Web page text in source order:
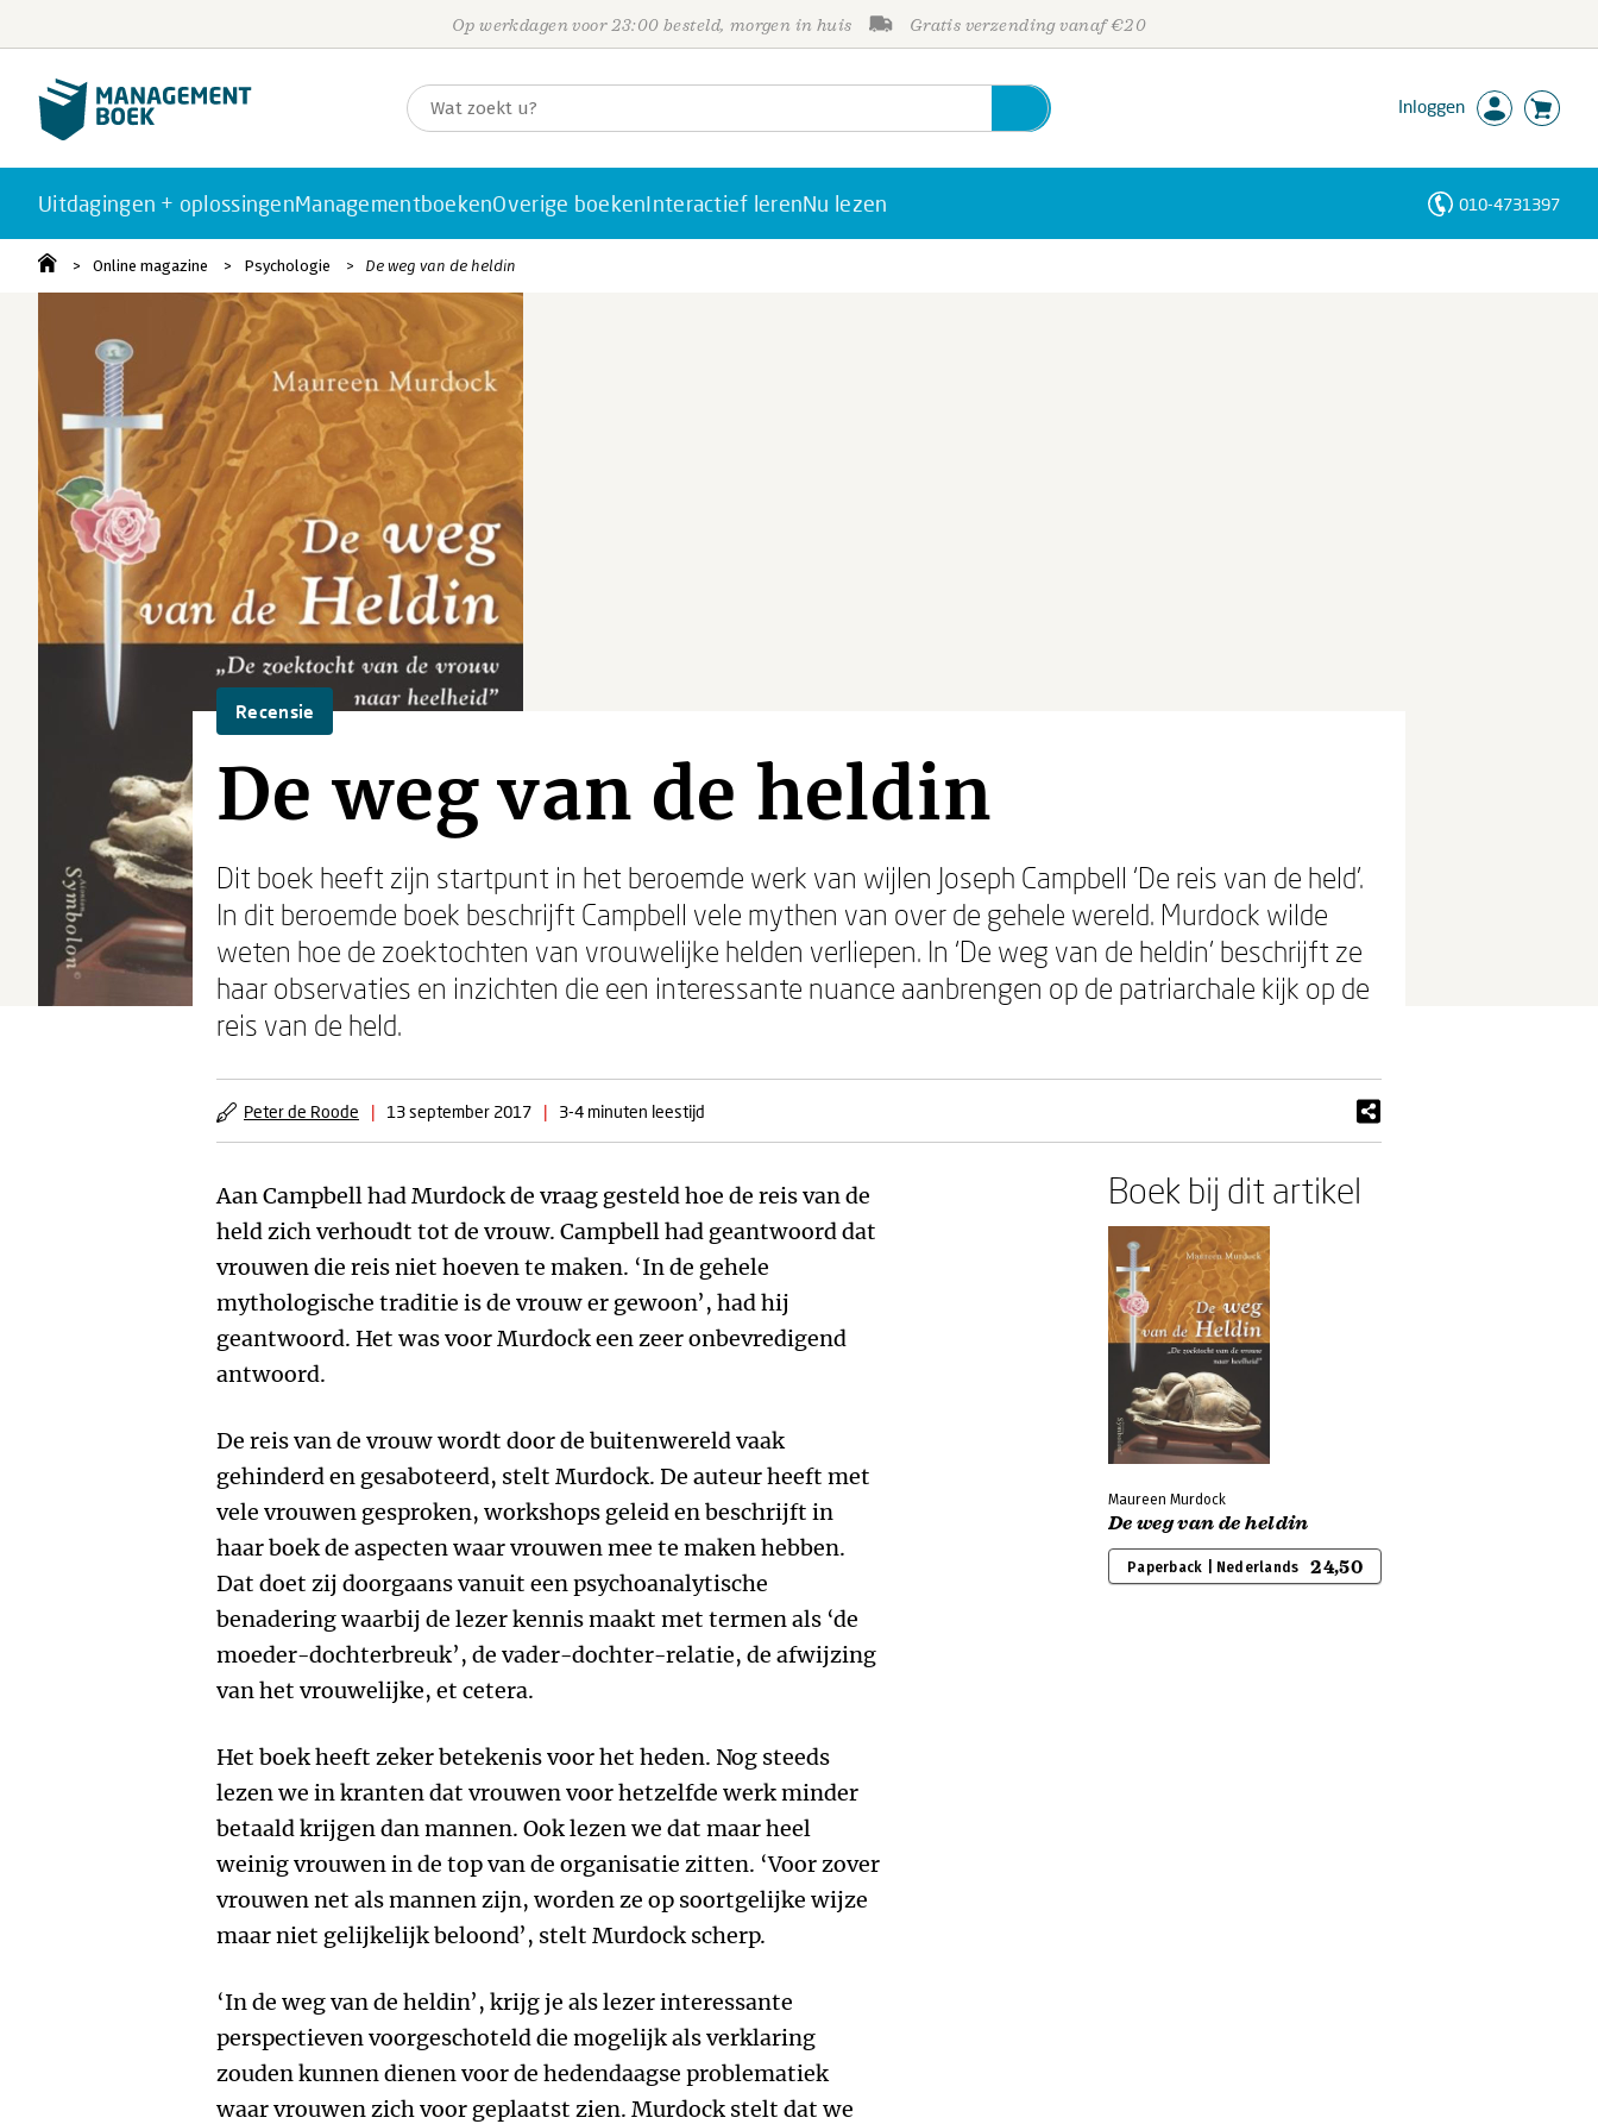
Op werkdagen voor 23:00 besteld, morgen in huis Gratis verzending vanaf €20
Inloggen
Uitdagingen + oplossingenManagementboekenOverige boekenInteractief lerenNu lezen 010-4731397
Online magazine Psychologie De weg van de heldin
Recensie
De weg van de heldin
Dit boek heeft zijn startpunt in het beroemde werk van wijlen Joseph Campbell ‘De reis van de held’.
In dit beroemde boek beschrijft Campbell vele mythen van over de gehele wereld. Murdock wilde
weten hoe de zoektochten van vrouwelijke helden verliepen. In ‘De weg van de heldin’ beschrijft ze
haar observaties en inzichten die een interessante nuance aanbrengen op de patriarchale kijk op de
reis van de held.
Peter de Roode | 13 september 2017 | 3-4 minuten leestijd
Aan Campbell had Murdock de vraag gesteld hoe de reis van de
held zich verhoudt tot de vrouw. Campbell had geantwoord dat
vrouwen die reis niet hoeven te maken. ‘In de gehele
mythologische traditie is de vrouw er gewoon’, had hij
geantwoord. Het was voor Murdock een zeer onbevredigend
antwoord.
De reis van de vrouw wordt door de buitenwereld vaak
gehinderd en gesaboteerd, stelt Murdock. De auteur heeft met
vele vrouwen gesproken, workshops geleid en beschrijft in
haar boek de aspecten waar vrouwen mee te maken hebben.
Dat doet zij doorgaans vanuit een psychoanalytische
benadering waarbij de lezer kennis maakt met termen als ‘de
moeder-dochterbreuk’, de vader-dochter-relatie, de afwijzing
van het vrouwelijke, et cetera.
Het boek heeft zeker betekenis voor het heden. Nog steeds
lezen we in kranten dat vrouwen voor hetzelfde werk minder
betaald krijgen dan mannen. Ook lezen we dat maar heel
weinig vrouwen in de top van de organisatie zitten. ‘Voor zover
vrouwen net als mannen zijn, worden ze op soortgelijke wijze
maar niet gelijkelijk beloond’, stelt Murdock scherp.
‘In de weg van de heldin’, krijg je als lezer interessante
perspectieven voorgeschoteld die mogelijk als verklaring
zouden kunnen dienen voor de hedendaagse problematiek
waar vrouwen zich voor geplaatst zien. Murdock stelt dat we
Boek bij dit artikel
Maureen Murdock
De weg van de heldin
Paperback | Nederlands 24,50
Personen